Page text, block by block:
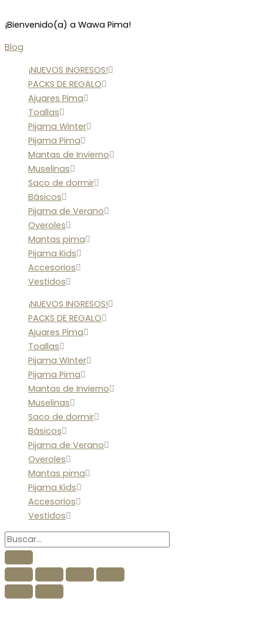
¡Bienvenido(a) a Wawa Pima!
Blog
¡NUEVOS INGRESOS!
PACKS DE REGALO
Ajuares Pima
Toallas
Pijama Winter
Pijama Pima
Mantas de Invierno
Muselinas
Saco de dormir
Básicos
Pijama de Verano
Overoles
Mantas pima
Pijama Kids
Accesorios
Vestidos
¡NUEVOS INGRESOS!
PACKS DE REGALO
Ajuares Pima
Toallas
Pijama Winter
Pijama Pima
Mantas de Invierno
Muselinas
Saco de dormir
Básicos
Pijama de Verano
Overoles
Mantas pima
Pijama Kids
Accesorios
Vestidos